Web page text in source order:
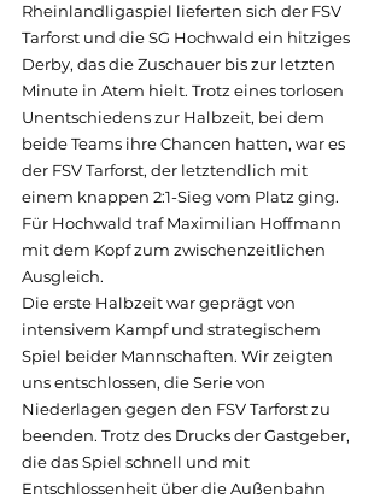
Rheinlandligaspiel lieferten sich der FSV
Tarforst und die SG Hochwald ein hitziges
Derby, das die Zuschauer bis zur letzten
Minute in Atem hielt. Trotz eines torlosen
Unentschiedens zur Halbzeit, bei dem
beide Teams ihre Chancen hatten, war es
der FSV Tarforst, der letztendlich mit
einem knappen 2:1-Sieg vom Platz ging.
Für Hochwald traf Maximilian Hoffmann
mit dem Kopf zum zwischenzeitlichen
Ausgleich.
Die erste Halbzeit war geprägt von
intensivem Kampf und strategischem
Spiel beider Mannschaften. Wir zeigten
uns entschlossen, die Serie von
Niederlagen gegen den FSV Tarforst zu
beenden. Trotz des Drucks der Gastgeber,
die das Spiel schnell und mit
Entschlossenheit über die Außenbahn